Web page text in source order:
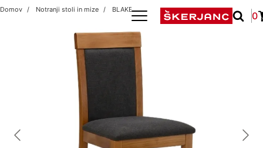
0
Domov Notranji stoli in mize BLAKE OAK